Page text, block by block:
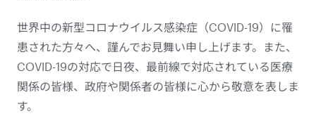
世界中の新型コロナウイルス感染症（COVID-19）に罹
患された方々へ、謹んでお見舞い申し上げます。また、
COVID-19の対応で日夜、最前線で対応されている医療
関係の皆様、政府や関係者の皆様に心から敬意を表しま
す。